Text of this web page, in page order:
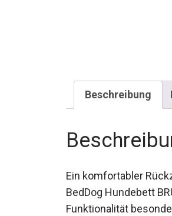
Beschreibung
Ein komfortabler
BedDog Hundebett
Funktionalität